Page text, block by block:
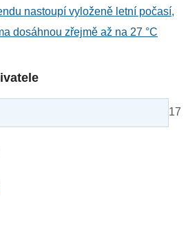
nastoupí vyloženě letní počasí,
dosáhnou zřejmě až na 27 °C
17